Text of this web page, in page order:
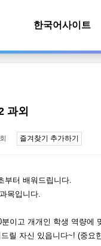
한국어사이트
과외
즐겨찾기 추가하기
부터 배워드립니다.
목입니다.
이고 개개인 학생 역량에
릴 자신 있읍니다~! (중요